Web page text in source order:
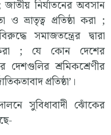
নির্যাতনের অবসান
ভ্রাতৃত্ব প্রতিষ্ঠা করা ;
সমাজতন্ত্রের দ্বারা
; যে কোন দেশের
দেশগুলির শ্রমিকশ্রেণীর
প্রতিষ্ঠা’।
সুবিধাবাদী ঝোঁকের